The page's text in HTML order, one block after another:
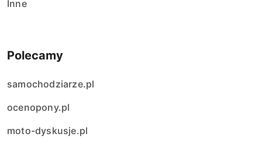
Inne
Polecamy
samochodziarze.pl
ocenopony.pl
moto-dyskusje.pl